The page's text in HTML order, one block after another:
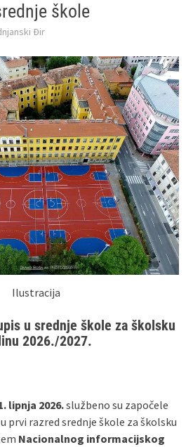
škole
Đir
Ilustracija
u srednje škole za školsku
2026./2027.
lipnja 2026.službeno su započele
prvi razred srednje škole za školsku
Nacionalnog informacijskog